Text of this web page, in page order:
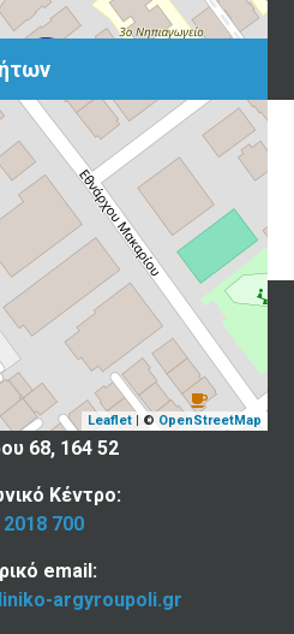
Leaflet| © OpenStreetMap
- Αργυρούπολης
68, 164 52
Κέντρο:
2018 700
email:
argyroupoli.gr